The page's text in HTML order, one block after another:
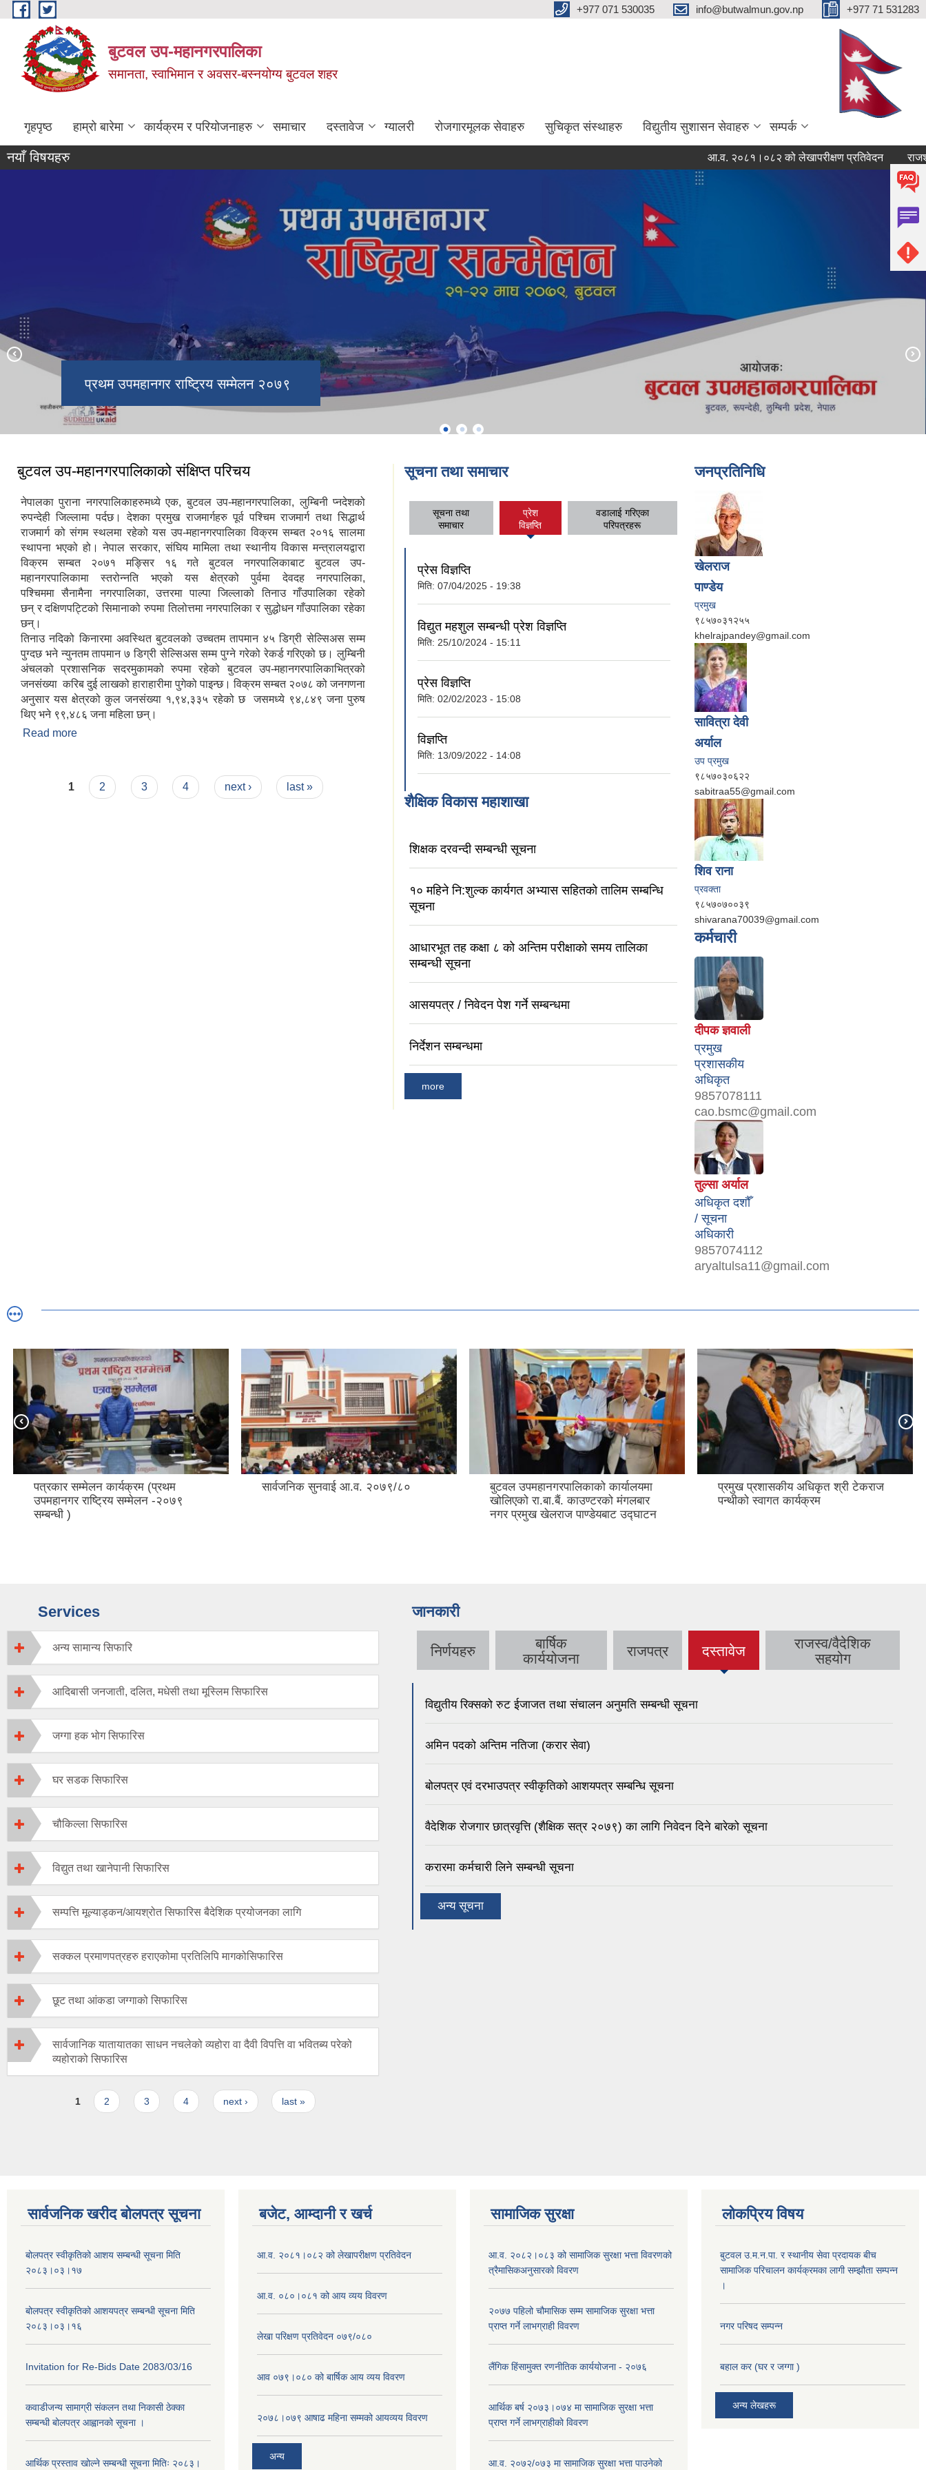
Skip to main content +977 071 530035 info@butwalmun.gov.np +977 71 531283
बुटवल उप-महानगरपालिका
समानता, स्वाभिमान र अवसर-बस्नयोग्य बुटवल शहर
गृहपृष्ठ हाम्रो बारेमा कार्यक्रम र परियोजनाहरु समाचार दस्तावेज ग्यालरी रोजगारमूलक सेवाहरु सुचिकृत संस्थाहरु विद्युतीय सुशासन सेवाहरु सम्पर्क
नयाँ विषयहरु आ.व. २०८१।०८२ को लेखापरीक्षण प्रतिवेदन राजश्व
प्रथम उपमहानगर राष्ट्रिय सम्मेलन २०७९
सपथ ग्रहण तथा पदस्थापन समारोह २०७९
बुटवल उप-महानगरपालिकाको संक्षिप्त परिचय
नेपालका पुराना नगरपालिकाहरुमध्ये एक, बुटवल उप-महानगरपालिका, लुम्बिनी प्नदेशको
रुपन्देही जिल्लामा पर्दछ। देशका प्रमुख राजमार्गहरु पूर्व पश्चिम राजमार्ग तथा सिद्धार्थ
राजमार्ग को संगम स्थलमा रहेको यस उप-महानगरपालिका विक्रम सम्बत २०१६ सालमा
स्थापना भएको हो। नेपाल सरकार, संघिय मामिला तथा स्थानीय विकास मन्त्रालयद्वारा
विक्रम सम्बत २०७१ मङ्सिर १६ गते बुटवल नगरपालिकाबाट बुटवल उप-
महानगरपालिकामा स्तरोन्नति भएको यस क्षेत्रको पुर्वमा देवदह नगरपालिका,
पश्चिममा सैनामैना नगरपालिका, उत्तरमा पाल्पा जिल्लाको तिनाउ गाँउपालिका रहेको
छन् र दक्षिणपट्टिको सिमानाको रुपमा तिलोत्तमा नगरपालिका र सुद्धोधन गाँउपालिका रहेका
छन्।
तिनाउ नदिको किनारमा अवस्थित बुटवलको उच्चतम तापमान ४५ डिग्री सेल्सिअस सम्म
पुग्दछ भने न्युनतम तापमान ७ डिग्री सेल्सिअस सम्म पुग्ने गरेको रेकर्ड गरिएको छ। लुम्बिनी
अंचलको प्रशासनिक सदरमुकामको रुपमा रहेको बुटवल उप-महानगरपालिकाभित्रको
जनसंख्या करिब दुई लाखको हाराहारीमा पुगेको पाइन्छ। विक्रम सम्बत २०७८ को जनगणना
अनुसार यस क्षेत्रको कुल जनसंख्या १,९४,३३५ रहेको छ जसमध्ये ९४,८४९ जना पुरुष
थिए भने ९९,४८६ जना महिला छन्।
Read more
Pages
1 2 3 4 next › last »
सूचना तथा समाचार
सूचना तथा
समाचार
प्रेश
विज्ञप्ति
वडालाई गरिएका
परिपत्रहरू
प्रेस विज्ञप्ति
मिति: 07/04/2025 - 19:38
विद्युत महशुल सम्बन्धी प्रेश विज्ञप्ति
मिति: 25/10/2024 - 15:11
प्रेस विज्ञप्ति
मिति: 02/02/2023 - 15:08
विज्ञप्ति
मिति: 13/09/2022 - 14:08
शैक्षिक विकास महाशाखा
शिक्षक दरवन्दी सम्बन्धी सूचना
१० महिने नि:शुल्क कार्यगत अभ्यास सहितको तालिम सम्बन्धि
सूचना
आधारभूत तह कक्षा ८ को अन्तिम परीक्षाको समय तालिका
सम्बन्धी सूचना
आसयपत्र / निवेदन पेश गर्ने सम्बन्धमा
निर्देशन सम्बन्धमा
more
जनप्रतिनिधि
खेलराज
पाण्‍डेय
प्रमुख
९८५७०३१२५५
khelrajpandey@gmail.com
सावित्रा देवी
अर्याल
उप प्रमुख
९८५७०३०६२२
sabitraa55@gmail.com
शिव राना
प्रवक्ता
९८५७०७००३९
shivarana70039@gmail.com
कर्मचारी
दीपक ज्ञवाली
प्रमुख
प्रशासकीय
अधिकृत
9857078111
cao.bsmc@gmail.com
तुल्सा अर्याल
अधिकृत दशौँ
/ सूचना
अधिकारी
9857074112
aryaltulsa11@gmail.com
पत्रकार सम्मेलन कार्यक्रम (प्रथम
उपमहानगर राष्ट्रिय सम्मेलन -२०७९
सम्बन्धी )
सार्वजनिक सुनवाई आ.व. २०७९/८०
बुटवल उपमहानगरपालिकाको कार्यालयमा
खोलिएको रा.बा.बैं. काउण्टरको मंगलबार
नगर प्रमुख खेलराज पाण्डेयबाट उद्घाटन
प्रमुख प्रशासकीय अधिकृत श्री टेकराज
पन्थीको स्वागत कार्यक्रम
Services
अन्य सामान्य सिफारि
आदिबासी जनजाती, दलित, मधेसी तथा मूस्लिम सिफारिस
जग्गा हक भोग सिफारिस
घर सडक सिफारिस
चौकिल्ला सिफारिस
विद्युत तथा खानेपानी सिफारिस
सम्पत्ति मूल्याड्कन/आयश्रोत सिफारिस ­बैदेशिक प्रयोजनका लागि
सक्कल प्रमाणपत्रहरु हराएकोमा प्रतिलिपि मागकोसिफारिस
छूट तथा आंकडा जग्गाको सिफारिस
सार्वजानिक यातायातका साधन नचलेको व्यहोरा वा दैवी विपत्ति वा भवितब्य परेको
व्यहोराको सिफारिस
1 2 3 4 next › last »
जानकारी
निर्णयहरु
बार्षिक
कार्ययोजना
राजपत्र दस्तावेज
(active
tab)
राजस्व/वैदेशिक
सहयोग
विद्युतीय रिक्सको रुट ईजाजत तथा संचालन अनुमति सम्बन्धी सूचना
अमिन पदको अन्तिम नतिजा (करार सेवा)
बोलपत्र एवं दरभाउपत्र स्वीकृतिको आशयपत्र सम्बन्धि सूचना
वैदेशिक रोजगार छात्रवृत्ति (शैक्षिक सत्र २०७९) का लागि निवेदन दिने बारेको सूचना
करारमा कर्मचारी लिने सम्बन्धी सूचना
अन्य सूचना
सार्वजनिक खरीद बोलपत्र सूचना
बोलपत्र स्वीकृतिको आशय सम्बन्धी सूचना मिति
२०८३।०३।१७
बोलपत्र स्वीकृतिको आशयपत्र सम्बन्धी सूचना मिति
२०८३।०३।१६
Invitation for Re-Bids Date 2083/03/16
कवाडीजन्य सामाग्री संकलन तथा निकासी ठेक्का
सम्बन्धी बोलपत्र आह्वानको सूचना ।
आर्थिक प्रस्ताव खोल्ने सम्बन्धी सूचना मितिः २०८३।
बजेट, आम्दानी र खर्च
आ.व. २०८१।०८२ को लेखापरीक्षण प्रतिवेदन
आ.व. ०८०।०८१ को आय व्यय विवरण
लेखा परिक्षण प्रतिवेदन ०७९/०८०
आव ०७९।०८० को बार्षिक आय व्यय विवरण
२०७८।०७९ आषाढ महिना सम्मको आयव्यय विवरण
अन्य
सामाजिक सुरक्षा
आ.व. २०८२।०८३ को सामाजिक सुरक्षा भत्ता विवरणको
त्रैमासिकअनुसारको विवरण
२०७७ पहिलो चौमासिक सम्म सामाजिक सुरक्षा भत्ता
प्राप्त गर्ने लाभग्राही विवरण
लैंगिक हिंसामुक्त रणनीतिक कार्ययोजना - २०७६
आर्थिक बर्ष २०७३।०७४ मा सामाजिक सुरक्षा भत्ता
प्राप्त गर्ने लाभग्राहीको विवरण
आ.व. २०७२/०७३ मा सामाजिक सुरक्षा भत्ता पाउनेको
लोकप्रिय विषय
बुटवल उ.म.न.पा. र स्थानीय सेवा प्रदायक बीच
सामाजिक परिचालन कार्यक्रमका लागी सम्झौता सम्पन्न
।
नगर परिषद सम्पन्न
बहाल कर (घर र जग्गा )
अन्य लेखहरू